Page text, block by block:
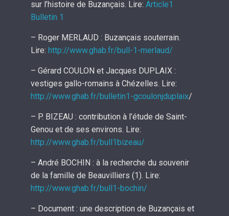
sur l’histoire de Buzançais. Lire: Article1
Bulletin 1
– Roger MERLAUD : Buzançais souterrain.
Lire: http://www.ghab.fr/bull-1-merlaud/
– Gérard COULON et Jacques DUPLAIX :
vestiges gallo-romains à Chézelles. Lire:
http://www.ghab.fr/bulletin1-gcoulonjduplaix/
– P. BIZEAU : contribution à l’étude de Saint-
Genou et de ses environs. Lire:
http://www.ghab.fr/bull1bizeau/
– André BOCHIN : à la recherche du souvenir
de la famille de Beauvilliers (1). Lire:
http://www.ghab.fr/bull1-bochin/
– Document : une description de Buzançais et